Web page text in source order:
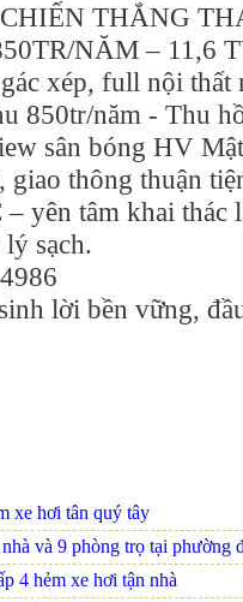
THẮNG
NĂM – 11,6
xép, full nội thất
850tr/năm - Thu
sân bóng HV
thông thuận
yên tâm khai thác
sạch.
lời bền vững,
xe hơi tân quý tây
và 9 phòng trọ tại phường
4 hẻm xe hơi tận nhà